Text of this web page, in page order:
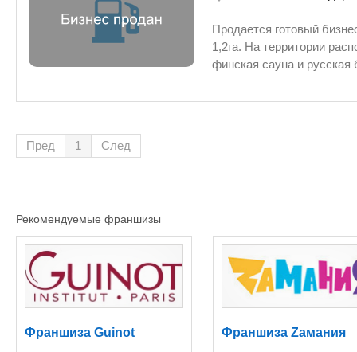
Продается готовый бизнес. Казахстан город Павлодар.
1,2га. На территории расположены 2 АЗС, ресторан,
финская сауна и русская баня. Цех по производству пластиковых окон, офисное помещение.
Пред 1 След
Рекомендуемые франшизы
Франшиза Guinot Франшиза Zамания